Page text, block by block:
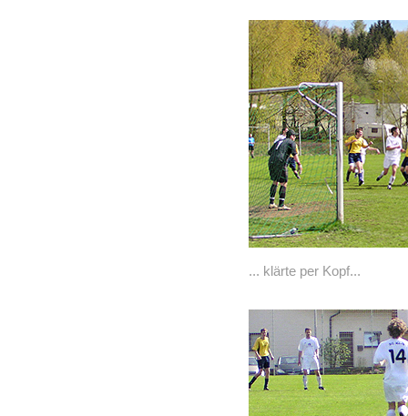
... klärte per Kopf...